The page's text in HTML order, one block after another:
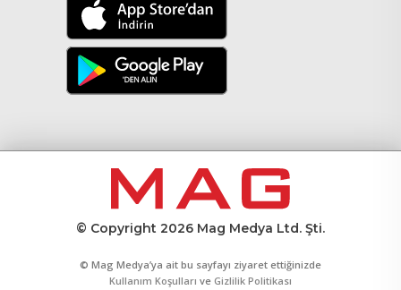
© Copyright 2026 Mag Medya Ltd. Şti.
© Mag Medya’ya ait bu sayfayı ziyaret ettiğinizde
Kullanım Koşulları ve Gizlilik Politikası